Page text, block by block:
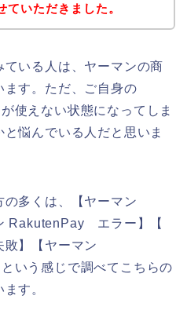
ていただきました。
いる人は、ヤーマンの商
す。ただ、ご自身の
使えない状態になってしま
悩んでいる人だと思いま
多くは、【ヤーマン
RakutenPay エラー】【
】【ヤーマン
いう感じで調べてこちらの
す。